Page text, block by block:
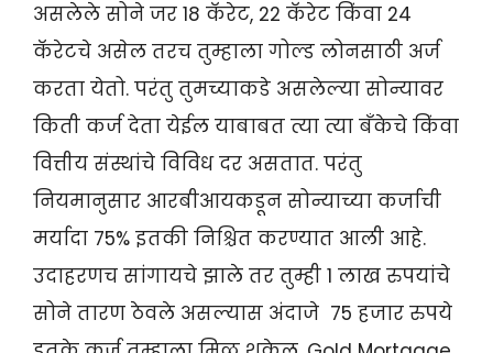
असलेले सोने जर 18 कॅरेट, 22 कॅरेट किंवा 24
कॅरेटचे असेल तरच तुम्हाला गोल्ड लोनसाठी अर्ज
करता येतो. परंतु तुमच्याकडे असलेल्या सोन्यावर
किती कर्ज देता येईल याबाबत त्या त्या बँकेचे किंवा
वित्तीय संस्थांचे विविध दर असतात. परंतु
नियमानुसार आरबीआयकडून सोन्याच्या कर्जाची
मर्यादा 75% इतकी निश्चित करण्यात आली आहे.
उदाहरणच सांगायचे झाले तर तुम्ही 1 लाख रुपयांचे
सोने तारण ठेवले असल्यास अंदाजे 75 हजार रुपये